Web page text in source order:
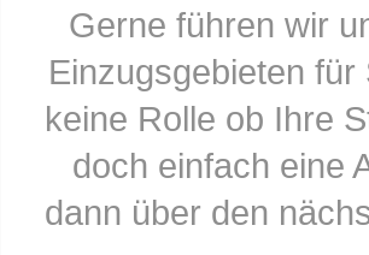
Gerne führen wir
Einzugsgebieten
keine Rolle ob Ihre
doch einfach eine
dann über den